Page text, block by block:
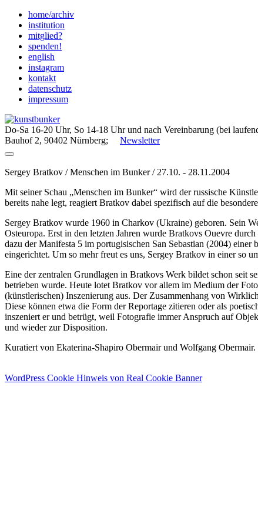
Skip
content
home/archiv
institution
mitglied?
spenden!
english
instagram
kontakt
datenschutz
impressum
Do-Sa 16-20 Uhr, So 14-18 Uhr und nach Vereinbarung (bei
Bauhof 2, 90402 Nürnberg; Newsletter
Sergey Bratkov / Menschen im Bunker / 27.10. - 28.11.2004
Mit seiner Schau „Menschen im Bunker“ wird der russische
bereits nahe legt, reagiert Bratkov dabei spezifisch auf die
Sergey Bratkov wurde 1960 in Charkov (Ukraine) geboren. Sein
Osteuropa. Erst in den letzten Jahren wurde Bratkovs Ouevre
dazu der Manifesta 5 im portugisischen San Sebastian (2004)
eingerichtet. Um so mehr freut es uns, Sergey Bratkov in einer so
Eine der zentralen Grundlagen in Bratkovs Werk bildet schon seit
betrieben wurde. Heute lotet Bratkov vor allem im Medium der
(künstlerischen) Inszenierung aus. Der Zusammenhang von
Diese können etwa die Form der Reportage zitieren oder als
inszeniert er und betrügt, weil Fotografie immer Anspruch auf
und wieder zur Disposition.
Kuratiert von Ekaterina-Shapiro Obermair und Wolfgang Obermair.
WordPress Cookie Hinweis von Real Cookie Banner